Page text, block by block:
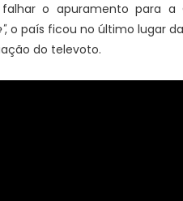
o apuramento para a
, o país ficou no último lugar
do televoto.